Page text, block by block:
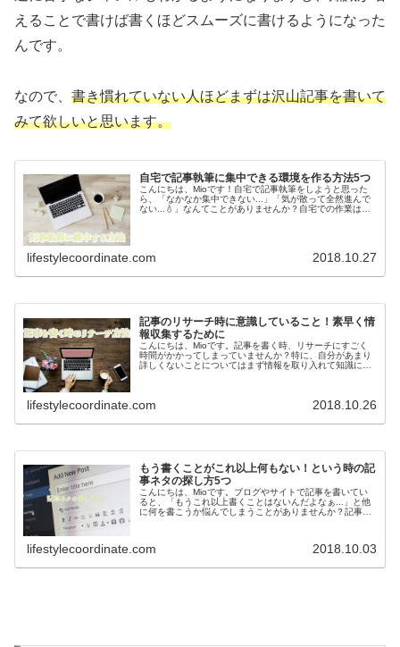
えることで書けば書くほどスムーズに書けるようになった
んです。
なので、 書き慣れていない人ほどまずは沢山記事を書いて
みて欲しいと思います。
自宅で記事執筆に集中できる環境を作る方法5つ
こんにちは、Mioです！自宅で記事執筆をしようと思った
ら、「なかなか集中できない...」「気が散って全然進んで
ない...💧」なんてことがありませんか？自宅での作業は一
lifestylecoordinate.com 2018.10.27
記事のリサーチ時に意識していること！素早く情
報収集するために
こんにちは、Mioです。記事を書く時、リサーチにすごく
時間がかかってしまっていませんか？特に、自分があまり
詳しくないことについてはまず情報を取り入れて知識に変
lifestylecoordinate.com 2018.10.26
もう書くことがこれ以上何もない！という時の記
事ネタの探し方5つ
こんにちは、Mioです。ブログやサイトで記事を書いてい
ると、「もうこれ以上書くことはないんだよなぁ...」と他
に何を書こうか悩んでしまうことがありませんか？記事を
lifestylecoordinate.com 2018.10.03